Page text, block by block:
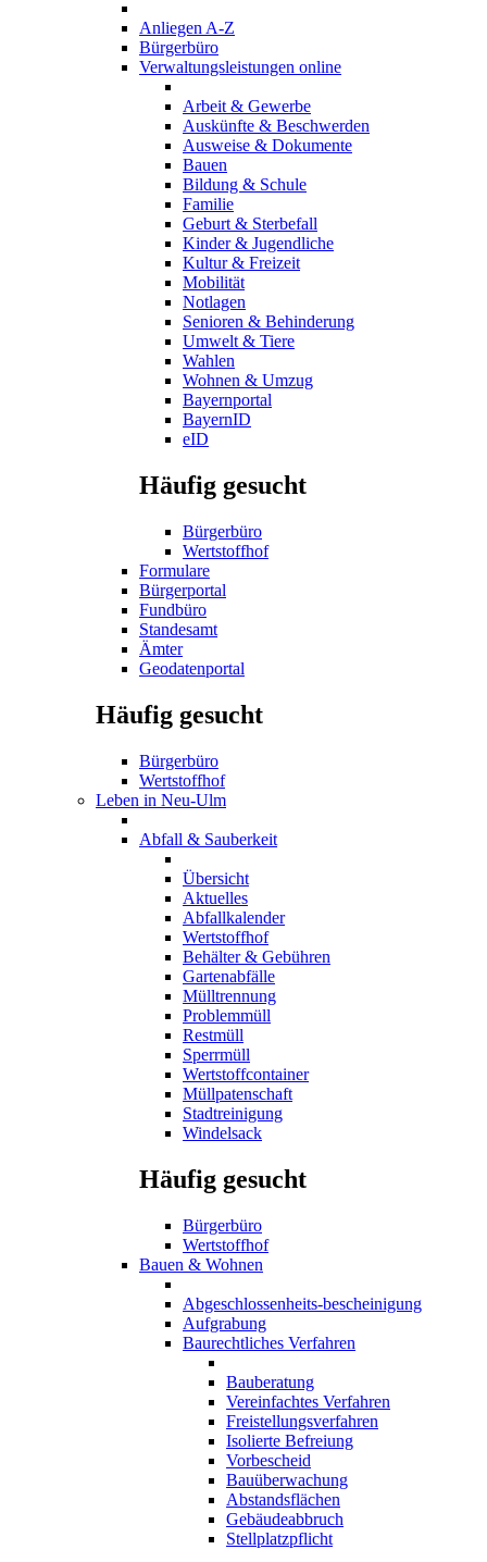
Anliegen A-Z
Bürgerbüro
Verwaltungsleistungen online
Arbeit & Gewerbe
Auskünfte & Beschwerden
Ausweise & Dokumente
Bauen
Bildung & Schule
Familie
Geburt & Sterbefall
Kinder & Jugendliche
Kultur & Freizeit
Mobilität
Notlagen
Senioren & Behinderung
Umwelt & Tiere
Wahlen
Wohnen & Umzug
Bayernportal
BayernID
eID
Häufig gesucht
Bürgerbüro
Wertstoffhof
Formulare
Bürgerportal
Fundbüro
Standesamt
Ämter
Geodatenportal
Häufig gesucht
Bürgerbüro
Wertstoffhof
Leben in Neu-Ulm
Abfall & Sauberkeit
Übersicht
Aktuelles
Abfallkalender
Wertstoffhof
Behälter & Gebühren
Gartenabfälle
Mülltrennung
Problemmüll
Restmüll
Sperrmüll
Wertstoffcontainer
Müllpatenschaft
Stadtreinigung
Windelsack
Häufig gesucht
Bürgerbüro
Wertstoffhof
Bauen & Wohnen
Abgeschlossenheits-bescheinigung
Aufgrabung
Baurechtliches Verfahren
Bauberatung
Vereinfachtes Verfahren
Freistellungsverfahren
Isolierte Befreiung
Vorbescheid
Bauüberwachung
Abstandsflächen
Gebäudeabbruch
Stellplatzpflicht